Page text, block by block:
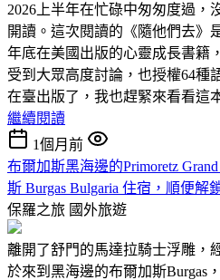
2026上半年在忙碌中匆匆度過，
開讀。這次閱讀的《隨他們去》
年底在美國出版的心靈成長書籍
受到大眾高度討論，也授權64種
在臺出版了，我也趕緊來看看這
繼續閱讀
1個月前
布爾加斯黑海邊的Primoretz
斯 Burgas Bulgaria 住宿，順便解
保羅之旅 國外旅遊
離開了舒門的馬達拉騎士浮雕，
於來到黑海邊的布爾加斯Burgas